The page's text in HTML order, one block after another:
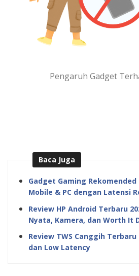
Pengaruh Gadget
Baca Juga
Gadget Gaming
Mobile & PC dengan Latensi
Review HP Android Terbaru
Nyata, Kamera, dan Worth It
Review TWS Canggih
dan Low Latency